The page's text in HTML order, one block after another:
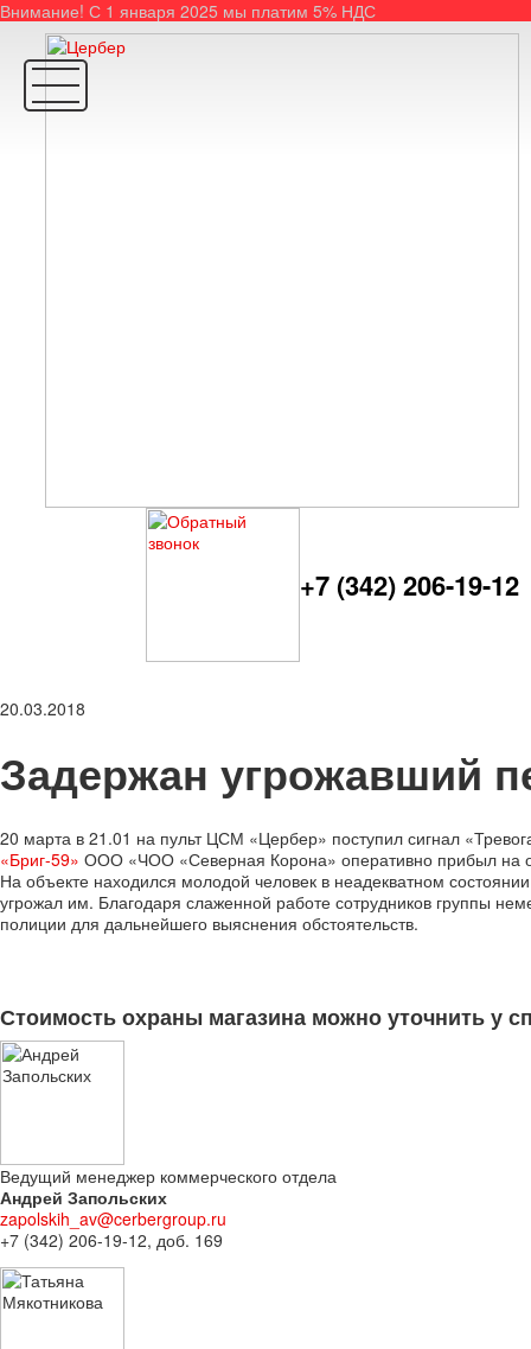
Внимание! С 1 января 2025 мы платим 5% НДС
+7 (342) 206-19-12
20.03.2018
Задержан угрожавший
20 марта в 21.01 на пульт ЦСМ «Цербер» поступил сигнал
«Бриг-59» ООО «ЧОО «Северная Корона» оперативно прибыл на
На объекте находился молодой человек в неадекватном
угрожал им. Благодаря слаженной работе сотрудников группы
полиции для дальнейшего выяснения обстоятельств.
Стоимость охраны магазина можно уточнить у
Ведущий менеджер коммерческого отдела
Андрей Запольских
zapolskih_av@cerbergroup.ru
+7 (342) 206-19-12, доб. 169